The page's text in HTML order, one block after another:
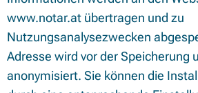
www.notar.at übertragen und zu
Nutzungsanalysezwecken
Adresse wird vor der Speicherung
anonymisiert. Sie können die